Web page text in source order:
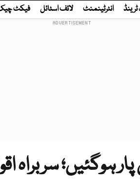
انٹرٹینمنٹ لائف اسٹائل فیکٹ
ہوگئیں؛ سربراہ